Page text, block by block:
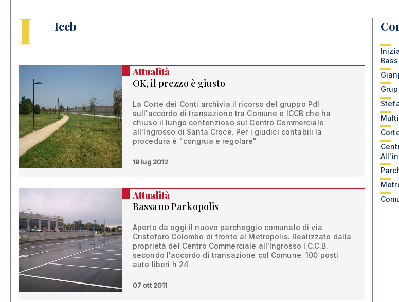
I Iccb
Attualità
OK, il prezzo è giusto
La Corte dei Conti archivia il ricorso del gruppo Pdl
sull'accordo di transazione tra Comune e ICCB che ha
chiuso il lungo contenzioso sul Centro Commerciale
all'Ingrosso di Santa Croce. Per i giudici contabili la
procedura è "congrua e regolare"
19 lug 2012
Attualità
Bassano Parkopolis
Aperto da oggi il nuovo parcheggio comunale di via
Cristoforo Colombo di fronte al Metropolis. Realizzato dalla
proprietà del Centro Commerciale all'Ingrosso I.C.C.B.
secondo l'accordo di transazione col Comune. 100 posti
auto liberi h 24
07 ott 2011